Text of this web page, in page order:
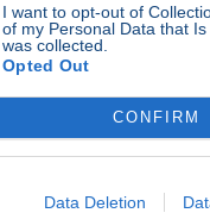
I want to opt-out of
of my Personal Data that
was collected.
Opted Out
CONFIRM
Data Deletion